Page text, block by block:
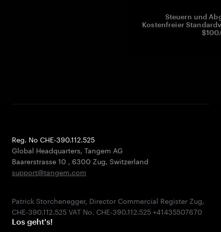
Steuern und
Kostenfreier
Reg. No CHE-390.112.525
Global Headquarters, Tangem AG
Baarerstrasse 10 , 6300 Zug, Switzerland
support@tangem.com
Patrick Storchenegger, Director Commercial Register Zug,
Los geht's!